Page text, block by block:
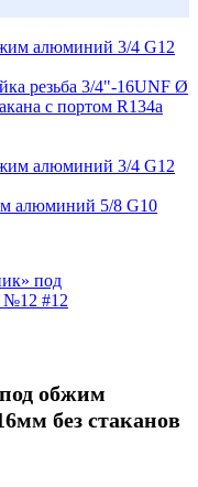
резьба 3/4"-16UNF Ø
с портом R134a
алюминий 5/8 G10
обжим
без стаканов